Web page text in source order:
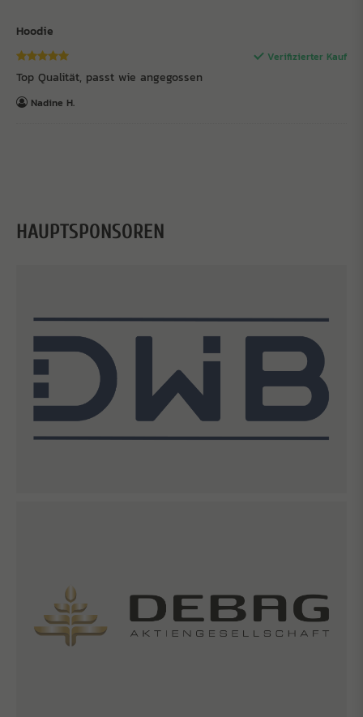
Hoodie
Verifizierter Kauf
Top Qualität, passt wie angegossen
Nadine H.
HAUPTSPONSOREN